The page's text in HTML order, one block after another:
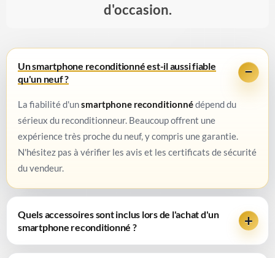
d'occasion.
Un smartphone reconditionné est-il aussi fiable
qu'un neuf ?
La fiabilité d'unsmartphone reconditionnédépend du
sérieux du reconditionneur. Beaucoup offrent une
expérience très proche du neuf, y compris une garantie.
N'hésitez pas à vérifier les avis et les certificats de sécurité
du vendeur.
Quels accessoires sont inclus lors de l'achat d'un
smartphone reconditionné ?